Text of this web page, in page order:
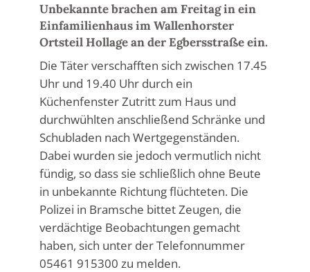
Unbekannte brachen am Freitag in ein
Einfamilienhaus im Wallenhorster
Ortsteil Hollage an der Egbersstraße ein.
Die Täter verschafften sich zwischen 17.45
Uhr und 19.40 Uhr durch ein
Küchenfenster Zutritt zum Haus und
durchwühlten anschließend Schränke und
Schubladen nach Wertgegenständen.
Dabei wurden sie jedoch vermutlich nicht
fündig, so dass sie schließlich ohne Beute
in unbekannte Richtung flüchteten. Die
Polizei in Bramsche bittet Zeugen, die
verdächtige Beobachtungen gemacht
haben, sich unter der Telefonnummer
05461 915300 zu melden.